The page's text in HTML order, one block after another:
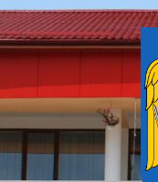
Skip
to
content
Skip
to
left
sidebar
Skip
to
right
sidebar
Skip
to
footer